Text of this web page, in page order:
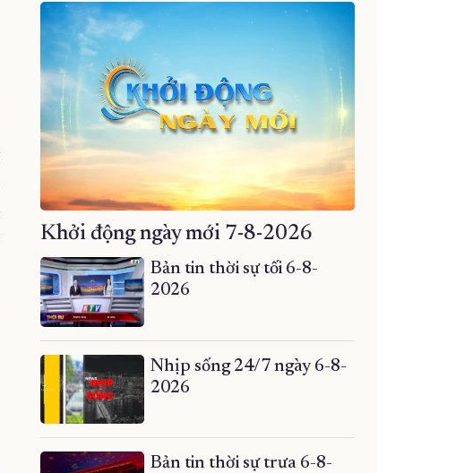
Khởi động ngày mới 7-8-2026
Bản tin thời sự tối 6-8-
2026
Nhịp sống 24/7 ngày 6-8-
2026
Bản tin thời sự trưa 6-8-